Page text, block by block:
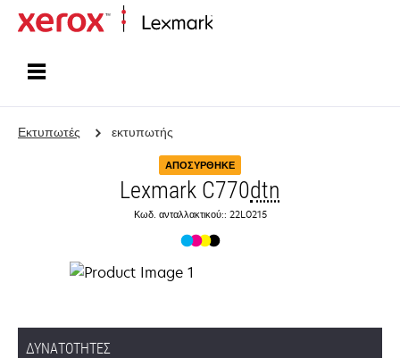
Εκτυπωτές εκτυπωτής
ΑΠΟΣΎΡΘΗΚΕ
Lexmark C770dtn
Κωδ. ανταλλακτικού:: 22L0215
ΔΥΝΑΤΌΤΗΤΕΣ